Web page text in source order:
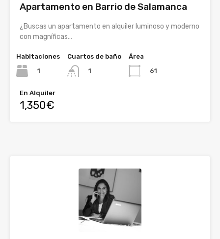
Apartamento en Barrio de Salamanca
¿Buscas un apartamento en alquiler luminoso y moderno
con magníficas…
Habitaciones
1
Cuartos de baño
1
Área
61
En Alquiler
1,350€